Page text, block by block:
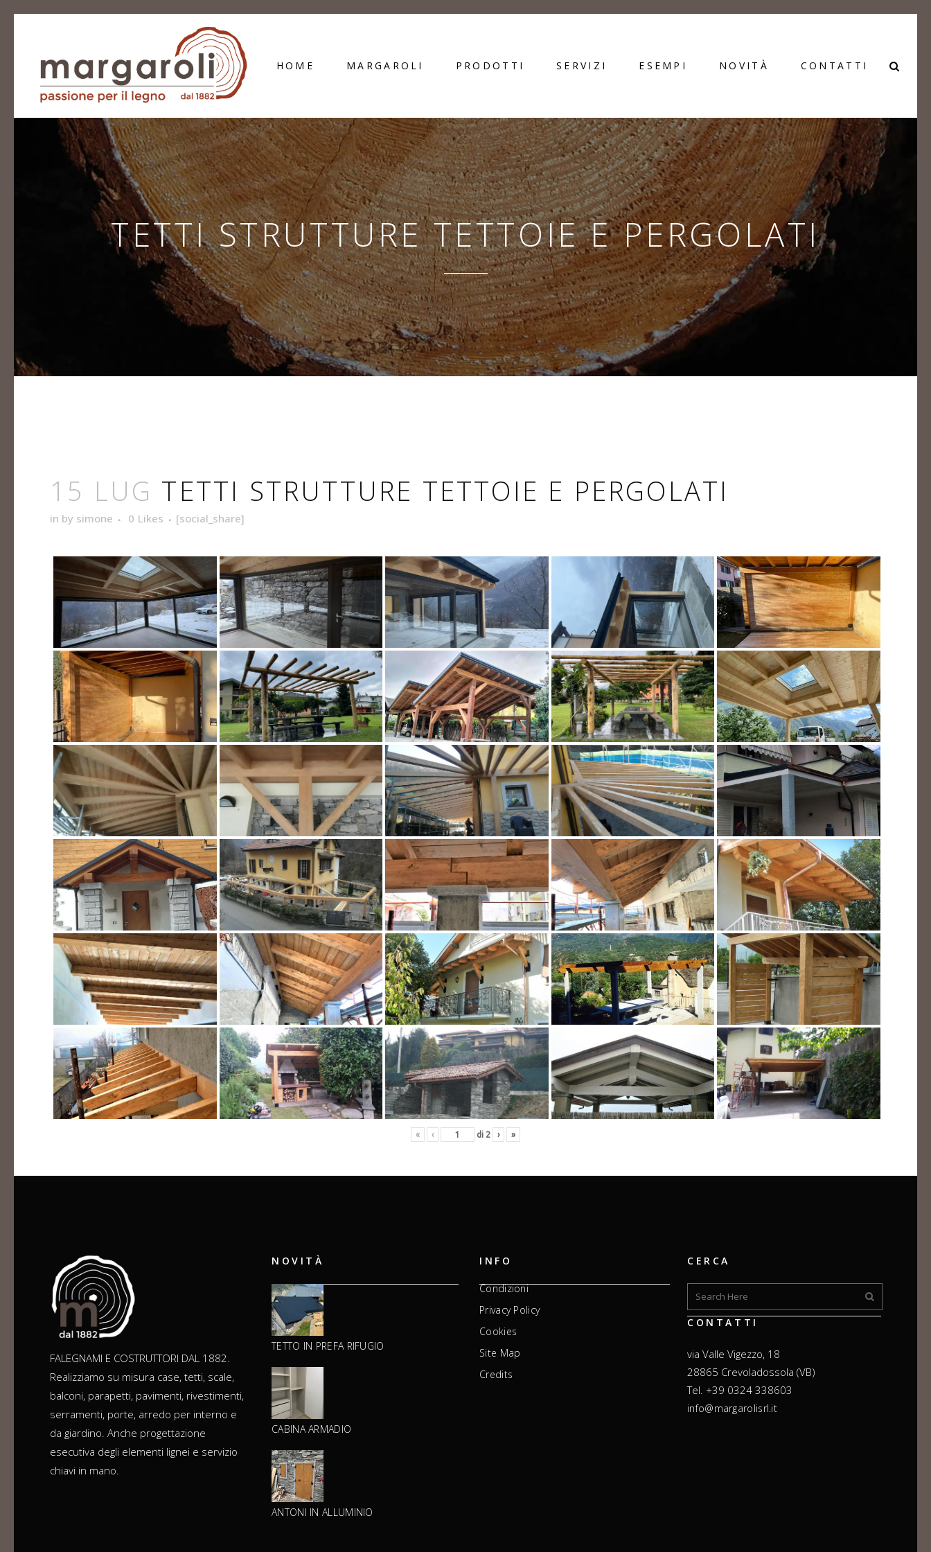
HOME MARGAROLI PRODOTTI SERVIZI ESEMPI NOVITÀ CONTATTI
TETTI STRUTTURE TETTOIE E PERGOLATI
15 LUG TETTI STRUTTURE TETTOIE E PERGOLATI
in by simone 0 Likes [social_share]
« ‹ di 2 › »
FALEGNAMI E COSTRUTTORI DAL 1882.
Realizziamo su misura case, tetti, scale,
balconi, parapetti, pavimenti, rivestimenti,
serramenti, porte, arredo per interno e
da giardino. Anche progettazione
esecutiva degli elementi lignei e servizio
chiavi in mano.
NOVITÀ
TETTO IN PREFA RIFUGIO
CABINA ARMADIO
ANTONI IN ALLUMINIO
INFO
Condizioni
Privacy Policy
Cookies
Site Map
Credits
CERCA
CONTATTI
via Valle Vigezzo, 18
28865 Crevoladossola (VB)
Tel. +39 0324 338603
info@margarolisrl.it